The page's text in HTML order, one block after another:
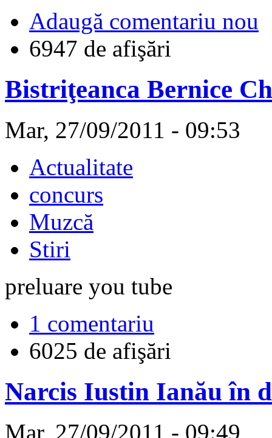
Adaugă comentariu nou
6947 de afişări
Bistriţeanca Bernice
Mar, 27/09/2011 - 09:53
Actualitate
concurs
Muzcă
Stiri
preluare you tube
1 comentariu
6025 de afişări
Narcis Iustin Ianău în
Mar, 27/09/2011 - 09:49